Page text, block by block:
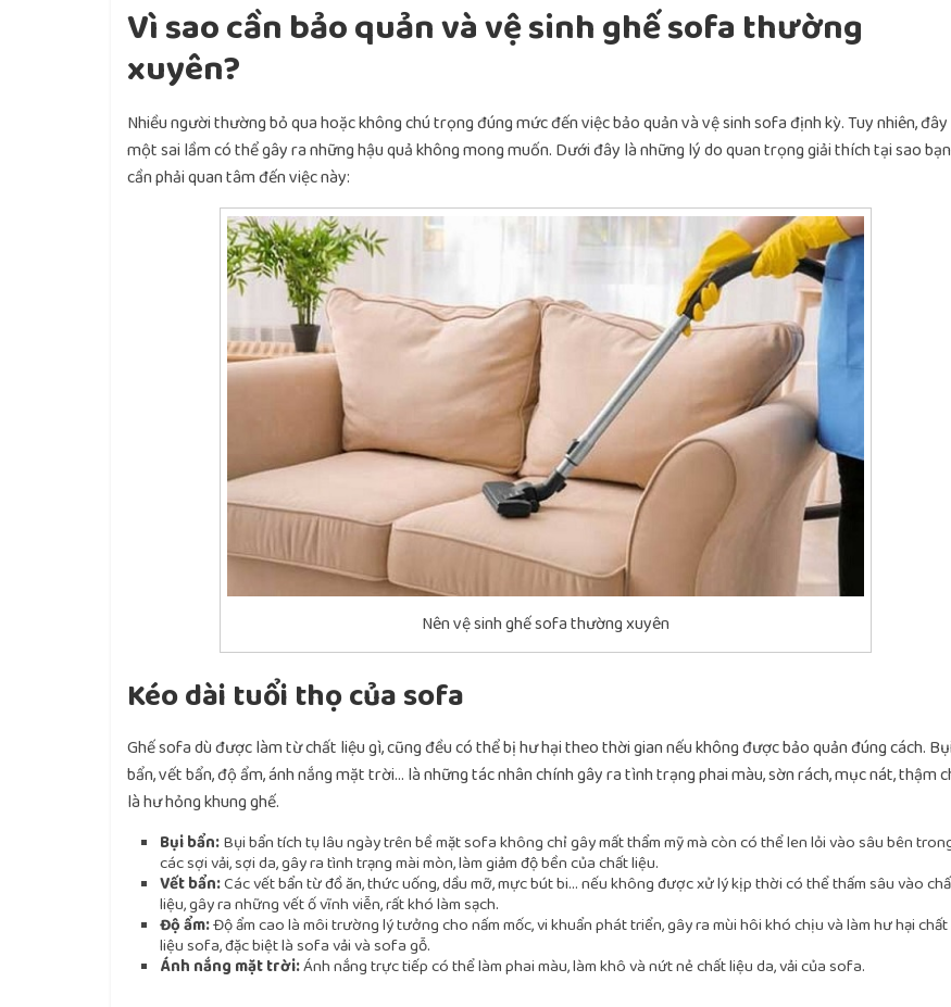
Vì sao cần bảo quản và vệ sinh ghế sofa thường
xuyên?
Nhiều người thường bỏ qua hoặc không chú trọng đúng mức đến việc bảo quản và vệ sinh sofa định kỳ. Tuy nhiên,
một sai lầm có thể gây ra những hậu quả không mong muốn. Dưới đây là những lý do quan trọng giải thích tại sao bạn
cần phải quan tâm đến việc này:
Nên vệ sinh ghế sofa thường xuyên
Kéo dài tuổi thọ của sofa
Ghế sofa dù được làm từ chất liệu gì, cũng đều có thể bị hư hại theo thời gian nếu không được bảo quản đúng cách. Bụi
bẩn, vết bẩn, độ ẩm, ánh nắng mặt trời… là những tác nhân chính gây ra tình trạng phai màu, sờn rách, mục nát, thậm
là hư hỏng khung ghế.
Bụi bẩn:Bụi bẩn tích tụ lâu ngày trên bề mặt sofa không chỉ gây mất thẩm mỹ mà còn có thể len lỏi vào sâu bên
các sợi vải, sợi da, gây ra tình trạng mài mòn, làm giảm độ bền của chất liệu.
Vết bẩn:Các vết bẩn từ đồ ăn, thức uống, dầu mỡ, mực bút bi… nếu không được xử lý kịp thời có thể thấm sâu vào
liệu, gây ra những vết ố vĩnh viễn, rất khó làm sạch.
Độ ẩm:Độ ẩm cao là môi trường lý tưởng cho nấm mốc, vi khuẩn phát triển, gây ra mùi hôi khó chịu và làm hư hại chất
liệu sofa, đặc biệt là sofa vải và sofa gỗ.
Ánh nắng mặt trời:Ánh nắng trực tiếp có thể làm phai màu, làm khô và nứt nẻ chất liệu da, vải của sofa.